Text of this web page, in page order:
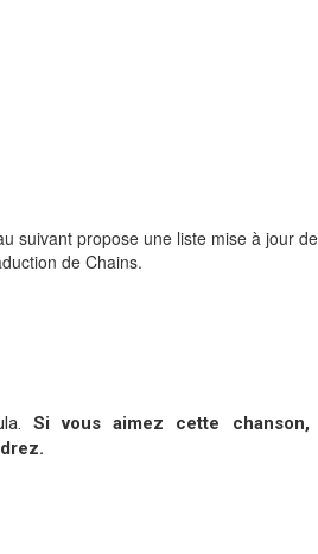
suivant propose une liste mise à jour
de Chains.
Si vous aimez cette chanson,